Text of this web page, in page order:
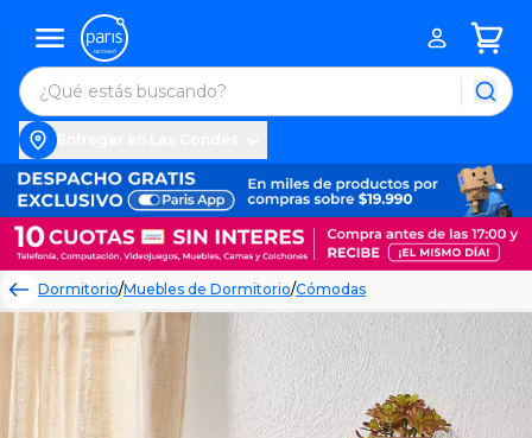
Dormitorio/Muebles de Dormitorio/Cómodas